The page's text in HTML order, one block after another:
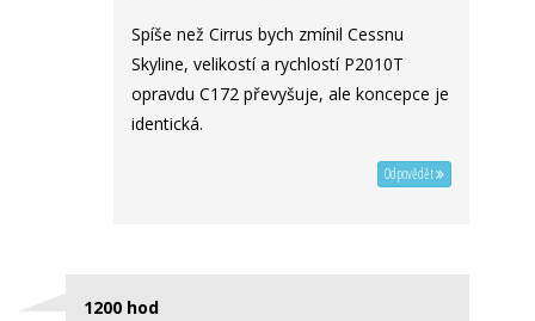
Spíše než Cirrus bych zmínil Cessnu
Skyline, velikostí a rychlostí P2010T
opravdu C172 převyšuje, ale koncepce je
identická.
Odpovědět
1200 hod